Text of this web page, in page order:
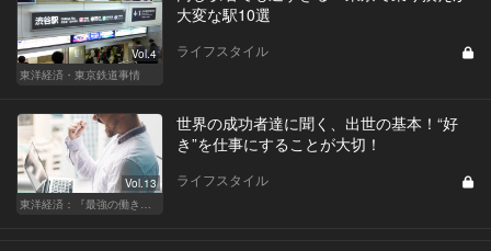
Vol.4
東洋経済・東京鉄道事情
大変な駅10選
ライフスタイル
Vol.13
東洋経済：『最強の働き方』『一流の育て方』
世界の成功者達に聞く、出世の基本！“好
き”を仕事にすることが大切！
ライフスタイル